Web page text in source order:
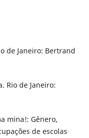
de Janeiro: Bertrand
Rio de Janeiro:
mina!: Gênero,
de escolas